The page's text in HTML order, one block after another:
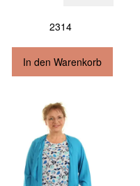
2314
In den Warenkorb